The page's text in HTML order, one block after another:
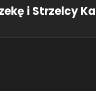
i Strzelcy